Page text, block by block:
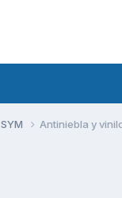
SYM Antiniebla y